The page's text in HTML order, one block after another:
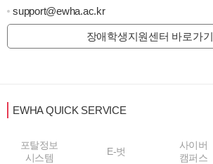
support@ewha.ac.kr
장애학생지원센터 바로가기
EWHA QUICK SERVICE
포탈정보
시스템
E-벗
사이버
캠퍼스